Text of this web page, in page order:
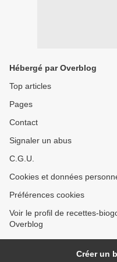
Hébergé par Overblog
Top articles
Pages
Contact
Signaler un abus
C.G.U.
Cookies et données
Préférences cookies
Voir le profil de recettes-
Overblog
Créer un